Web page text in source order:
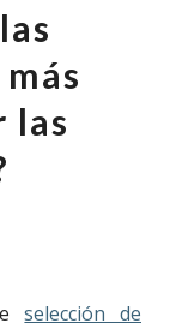
las
selección de